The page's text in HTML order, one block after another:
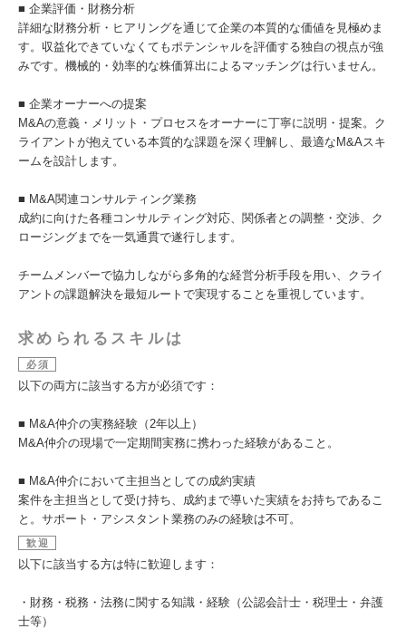
■ 企業評価・財務分析
詳細な財務分析・ヒアリングを通じて企業の本質的な価値を見極めま
す。収益化できていなくてもポテンシャルを評価する独自の視点が強
みです。機械的・効率的な株価算出によるマッチングは行いません。
■ 企業オーナーへの提案
M&Aの意義・メリット・プロセスをオーナーに丁寧に説明・提案。ク
ライアントが抱えている本質的な課題を深く理解し、最適なM&Aスキ
ームを設計します。
■ M&A関連コンサルティング業務
成約に向けた各種コンサルティング対応、関係者との調整・交渉、ク
ロージングまでを一気通貫で遂行します。
チームメンバーで協力しながら多角的な経営分析手段を用い、クライ
アントの課題解決を最短ルートで実現することを重視しています。
求められるスキルは
必須
以下の両方に該当する方が必須です：
■ M&A仲介の実務経験（2年以上）
M&A仲介の現場で一定期間実務に携わった経験があること。
■ M&A仲介において主担当としての成約実績
案件を主担当として受け持ち、成約まで導いた実績をお持ちであるこ
と。サポート・アシスタント業務のみの経験は不可。
歓迎
以下に該当する方は特に歓迎します：
・財務・税務・法務に関する知識・経験（公認会計士・税理士・弁護
士等）